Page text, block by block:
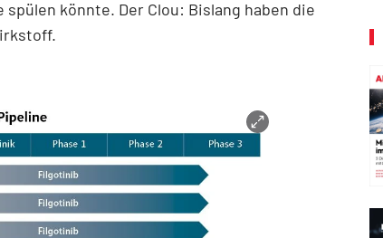
könnte. Der Clou: Bislang haben die